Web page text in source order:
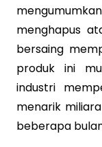
menghapus
bersaing
produk ini
industri
menarik
beberapa